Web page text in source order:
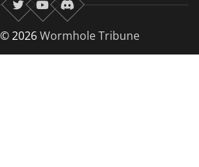
twitteryoutubeDiscord
2026Wormhole Tribune